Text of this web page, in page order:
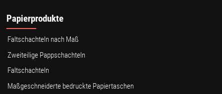
Papierprodukte
Faltschachteln nach Maß
Zweiteilige Pappschachteln
Faltschachteln
Maßgeschneiderte bedruckte Papiertaschen